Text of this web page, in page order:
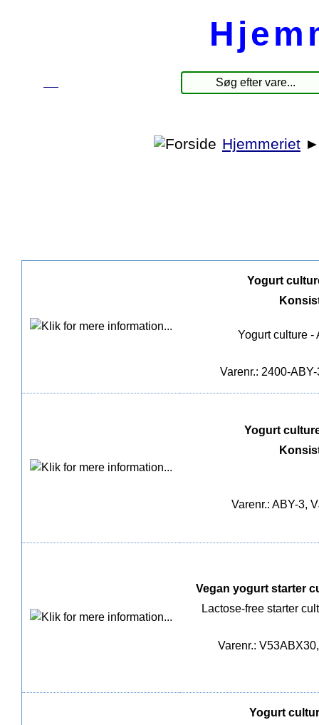
Hjemmeriet
Yogurt
Yogurt culture -
Varenr.: 2400-
Yogurt
Varenr.: ABY-3,
Vegan yogurt starter
Lactose-free starter
Varenr.:
Yogurt